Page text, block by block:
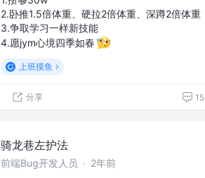
2.卧推1.5倍体重、硬拉2倍体重、深蹲2倍体重
3.争取学习一样新技能
4.愿jym心境四季如春
上班摸鱼
分享 15
骑龙巷左护法
前端Bug开发人员 · 2年前